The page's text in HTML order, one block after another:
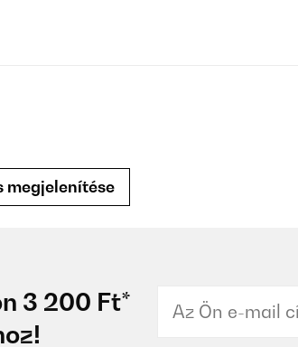
als angekündigt. Schon beim
zum Auspacken außerdem weiße
megjelenítése
3 200 Ft*